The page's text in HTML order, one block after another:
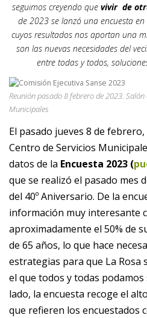
seguimos creyendo que vivir de
de 2023 se lanzó una encuesta
cuyos resultados nos aportan una
son las nuevas necesidades del
entre todas y todos,
Reunión pasado 8 febrero de 2023.
Municipales
El pasado jueves 8 de
Centro de Servicios
datos de la Encuesta 2023 (
que se realizó el pasado mes
del 40º Aniversario. De la
información muy interesante
aproximadamente el 50% de
de 65 años, lo que hace
estrategias para que La Rosa
el que todos y todas
lado, la encuesta recoge el
que refieren los encuestados